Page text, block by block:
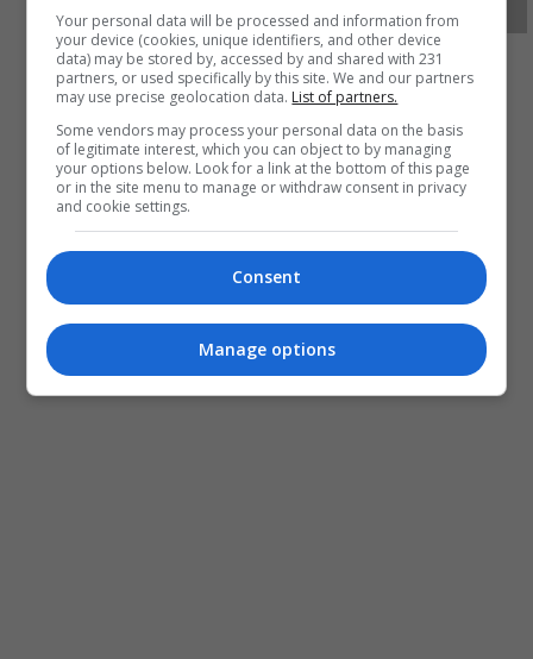
كوريا وحدات زادة ميرك
Your personal data will be processed and information from
your device (cookies, unique identifiers, and other device
data) may be stored by, accessed by and shared with 231
partners, or used specifically by this site. We and our partners
may use precise geolocation data. List of partners.
Some vendors may process your personal data on the basis
of legitimate interest, which you can object to by managing
your options below. Look for a link at the bottom of this page
or in the site menu to manage or withdraw consent in privacy
and cookie settings.
Consent
Manage options